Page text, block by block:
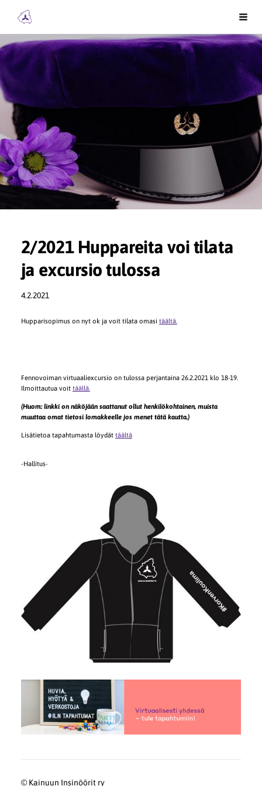
sivunKainuun Insinöörit ry
2/2021 Huppareita voi tilata
ja excursio tulossa
4.2.2021
Hupparisopimus on nyt ok ja voit tilata omasi täältä.
Fennovoiman virtuaaliexcursio on tulossa perjantaina 26.2.2021 klo 18-19.
Ilmoittautua voit täällä.
(Huom: linkki on näköjään saattanut ollut henkilökohtainen, muista
muuttaa omat tietosi lomakkeelle jos menet tätä kautta.)
Lisätietoa tapahtumasta löydät täältä
-Hallitus-
©Kainuun Insinöörit ry